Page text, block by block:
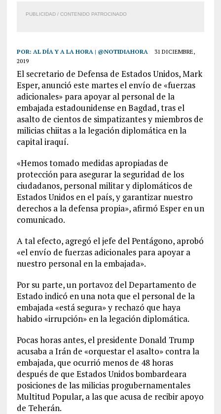
PUBLICIDAD / CONTENIDO PATROCINADO
POR: AL DÍA Y A LA HORA | @NOTIDIAHORA
31 DICIEMBRE,
2019
El secretario de Defensa de Estados Unidos, Mark
Esper, anunció este martes el envío de «fuerzas
adicionales» para apoyar al personal de la
embajada estadounidense en Bagdad, tras el
asalto de cientos de simpatizantes y miembros de
milicias chiitas a la legación diplomática en la
capital iraquí.
«Hemos tomado medidas apropiadas de
protección para asegurar la seguridad de los
ciudadanos, personal militar y diplomáticos de
Estados Unidos en el país, y garantizar nuestro
derechos a la defensa propia», afirmó Esper en un
comunicado.
A tal efecto, agregó el jefe del Pentágono, aprobó
«el envío de fuerzas adicionales para apoyar a
nuestro personal en la embajada».
Por su parte, un portavoz del Departamento de
Estado indicó en una nota que el personal de la
embajada «está segura» y rechazó que haya
habido «irrupción» en la legación diplomática.
Pocas horas antes, el presidente Donald Trump
acusaba a Irán de «orquestar el asalto» contra la
embajada, que ocurrió menos de 48 horas
después de que Estados Unidos bombardeara
posiciones de las milicias progubernamentales
Multitud Popular, a las que acusa de recibir apoyo
de Teherán.